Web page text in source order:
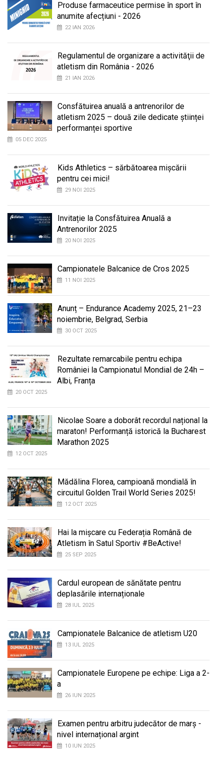
Produse farmaceutice permise în sport în
anumite afecțiuni - 2026
22 IAN 2026
Regulamentul de organizare a activităţii de
atletism din România - 2026
21 IAN 2026
Consfătuirea anuală a antrenorilor de
atletism 2025 – două zile dedicate științei
performanței sportive
05 DEC 2025
Kids Athletics – sărbătoarea mișcării
pentru cei mici!
29 NOI 2025
Invitație la Consfătuirea Anuală a
Antrenorilor 2025
20 NOI 2025
Campionatele Balcanice de Cros 2025
11 NOI 2025
Anunț – Endurance Academy 2025, 21–23
noiembrie, Belgrad, Serbia
30 OCT 2025
Rezultate remarcabile pentru echipa
României la Campionatul Mondial de 24h –
Albi, Franța
20 OCT 2025
Nicolae Soare a doborât recordul național la
maraton! Performanță istorică la Bucharest
Marathon 2025
12 OCT 2025
Mădălina Florea, campioană mondială în
circuitul Golden Trail World Series 2025!
12 OCT 2025
Hai la mișcare cu Federația Română de
Atletism în Satul Sportiv #BeActive!
25 SEP 2025
Cardul european de sănătate pentru
deplasările internaționale
28 IUL 2025
Campionatele Balcanice de atletism U20
13 IUL 2025
Campionatele Europene pe echipe: Liga a 2-
a
26 IUN 2025
Examen pentru arbitru judecător de marș -
nivel internațional argint
10 IUN 2025